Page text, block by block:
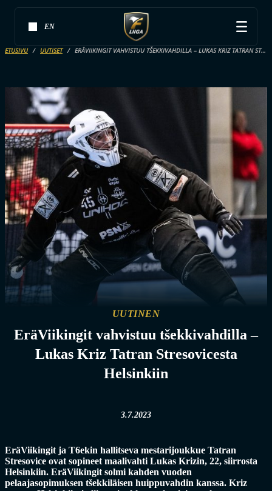
EN
ETUSIVU UUTISET ERÄVIIKINGIT VAHVISTUU TŠEKKIVAHDILLA – LUKAS KRIZ TATRAN STRESOVICESTA HELSINKIIN
UUTINEN
EräViikingit vahvistuu tšekkivahdilla –
Lukas Kriz Tatran Stresovicesta
Helsinkiin
3.7.2023
EräViikingit ja T6ekin hallitseva mestarijoukkue Tatran
Stresovice ovat sopineet maalivahti Lukas Krizin, 22, siirrosta
Helsinkiin. EräViikingit solmi kahden vuoden
pelaajasopimuksen tšekkiläisen huippuvahdin kanssa. Kriz